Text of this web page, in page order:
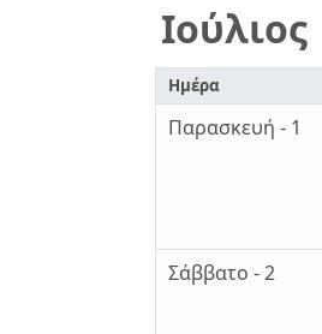
Ιούλιος
Ημέρα
Παρασκευή - 1
Σάββατο - 2